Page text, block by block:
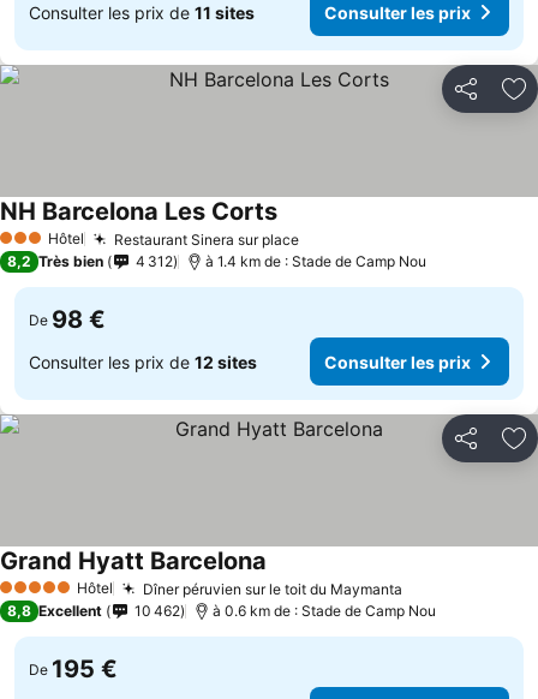
Consulter les prix de 11 sites Consulter les prix
Partager
3 ÉtoilesHôtel Restaurant Sinera sur place
NH Barcelona Les Corts
8,2 Très bien 4 312 à 1.4 km de : Stade de Camp Nou
De 98 €
Consulter les prix de 12 sites Consulter les prix
Partager
5 Étoiles Hôtel Dîner péruvien sur le toit du Maymanta
Grand Hyatt Barcelona
8,8 Excellent 10 462 à 0.6 km de : Stade de Camp Nou
De 195 €